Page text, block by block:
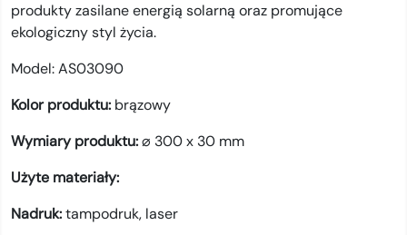
produkty zasilane energią solarną oraz promujące
ekologiczny styl życia.
Model:AS03090
Kolor produktu: brązowy
Wymiary produktu:⌀ 300 x 30 mm
Użyte materiały:
Nadruk:tampodruk, laser